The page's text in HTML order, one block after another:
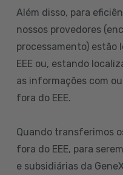
Além disso, para
nossos provedores
processamento) estão
EEE ou, estando
as informações com
fora do EEE.
Quando transferimos
fora do EEE, para
e subsidiárias da